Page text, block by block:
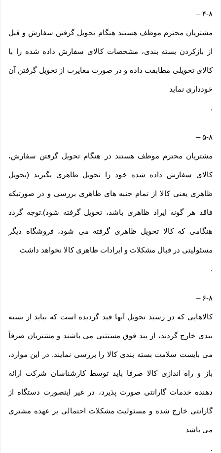
۴-۸–
مشتریان محترم موظف هستند هنگام تحویل گرفتن سفارش و قبل
از بازکردن بسته بندی، مشخصات کالای سفارش داده شده را با
کالای تحویلی مطابقت داده و در صورت مغایرت از تحویل گرفتن آن
خودداری نماید
.
۵-۸–
مشتریان محترم موظف هستند در هنگام تحویل گرفتن سفارش،
کالای سفارش داده شده خود را تحویل ظاهری بگیرند (تحویل
ظاهری یعنی کالا از تمام جنبه های ظاهری بررسی و در صورتیکه
فاقد هر گونه ایراد ظاهری باشد، تحویل گرفته شود).توجه گردد
هنگامی که کالا تحویل ظاهری گرفته می شود، فروشگاه دیگر
مسئولیتی در قبال مشکلات و ایرادات ظاهری کالا نخواهد داشت
.
۶-۸ –
کالاهایی که در رسید تحویل آنها قید گردیده است که نباید از بسته
بندی خارج گردند، از بند فوق مستثنی می باشند و مشتریان صرفاً
می بایست سلامت بسته بندی کالا را بررسی نمایند. در این موارد،
باز و راه اندازی کالا صرفا باید توسط کارشناسان شرکت ارائه
دهنده خدمات گارانتی صورت پذیرد، در غیر اینصورت دستگاه از
گارانتی خارج شده و مسئولیت مشکلات احتمالی بر عهده مشتری
می باشد
.